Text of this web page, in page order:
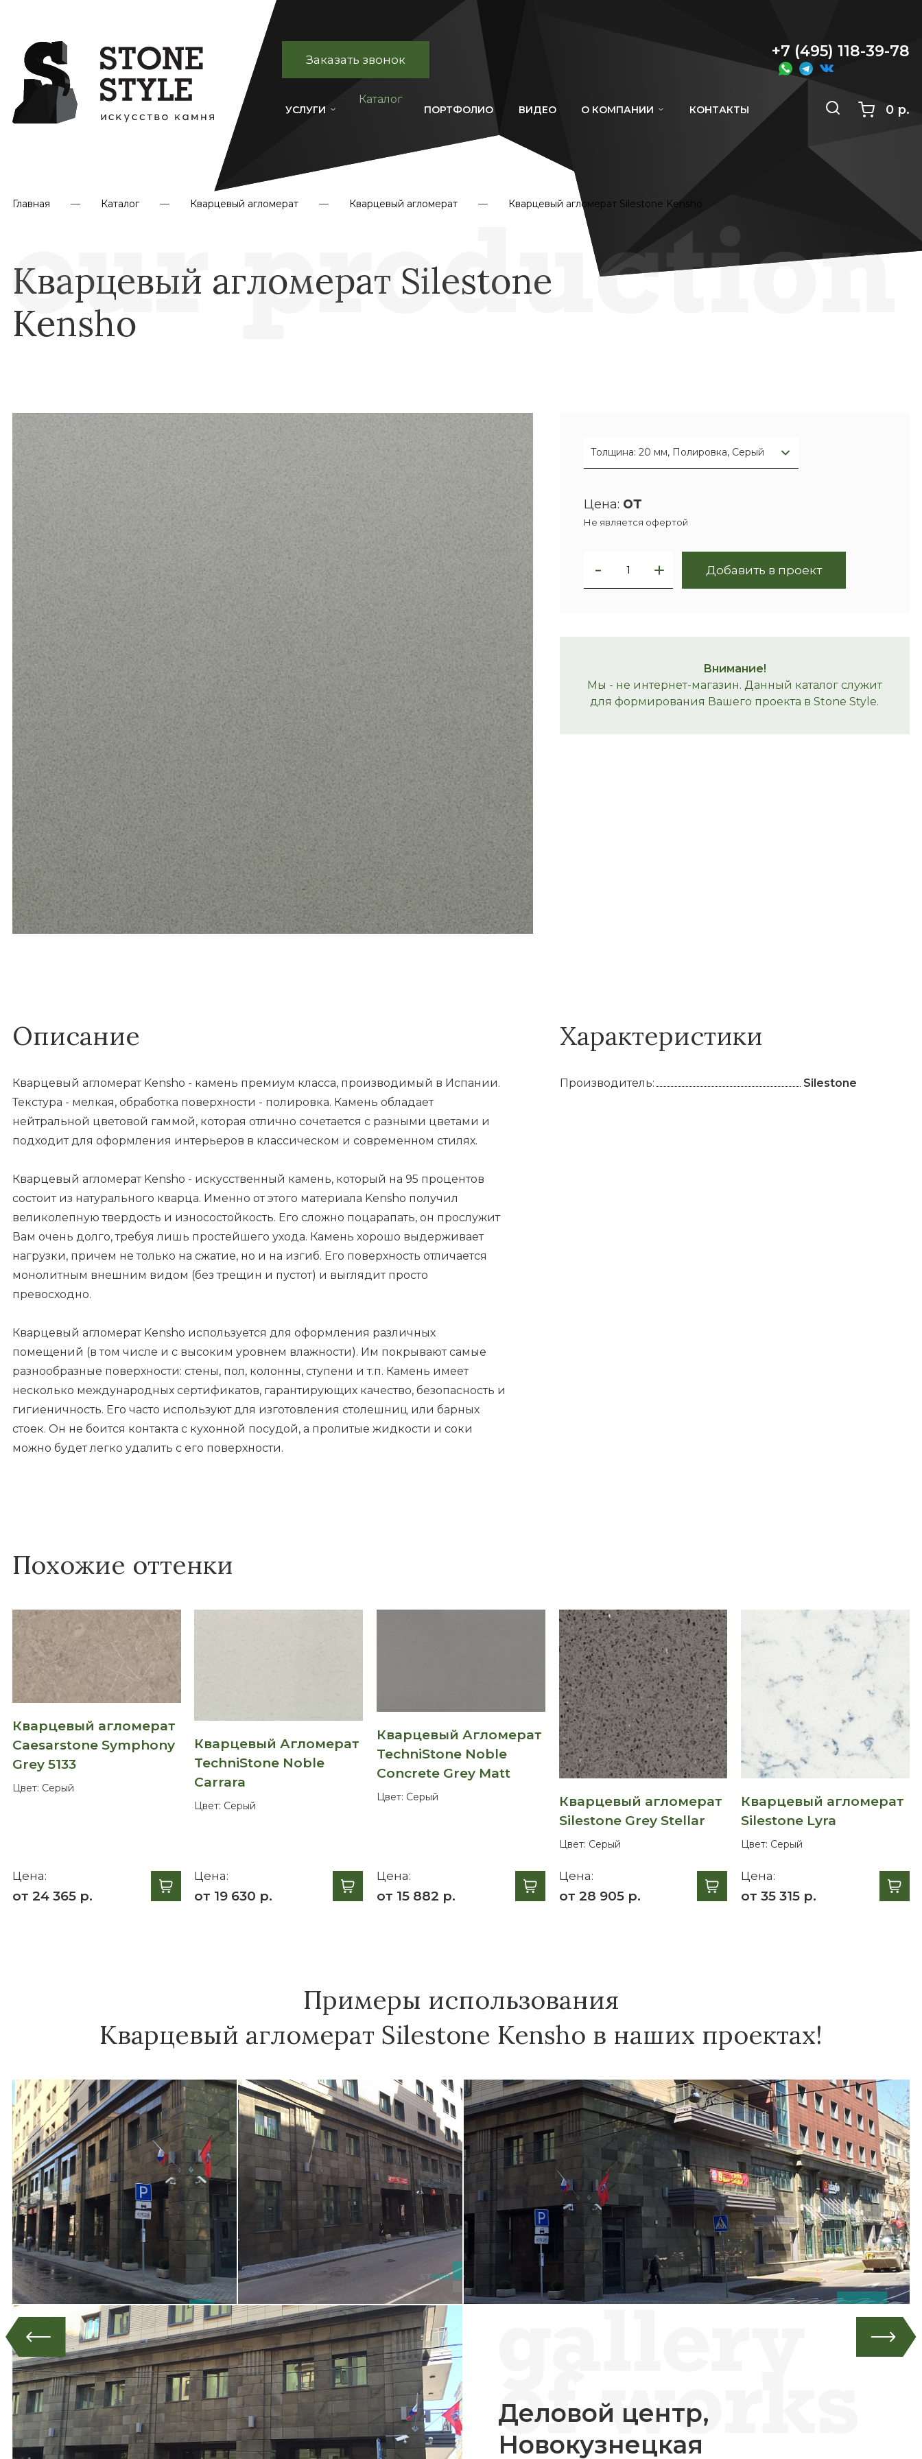
Заказать звонок +7 (495) 118-39-78
УСЛУГИ
Каталог
ПОРТФОЛИО ВИДЕО О КОМПАНИИ КОНТАКТЫ 0 р.
Главная Каталог Кварцевый агломерат Кварцевый агломерат Кварцевый агломерат Silestone Kensho
Кварцевый агломерат Silestone
Kensho
Толщина: 20 мм, Полировка, Серый
Цена: от
Не является офертой
Добавить в проект
Внимание!
Мы - не интернет-магазин. Данный каталог служит
для формирования Вашего проекта в Stone Style.
Описание
Кварцевый агломерат Kensho - камень премиум класса, производимый в Испании.
Текстура - мелкая, обработка поверхности - полировка. Камень обладает
нейтральной цветовой гаммой, которая отлично сочетается с разными цветами и
подходит для оформления интерьеров в классическом и современном стилях.
Кварцевый агломерат Kensho - искусственный камень, который на 95 процентов
состоит из натурального кварца. Именно от этого материала Kensho получил
великолепную твердость и износостойкость. Его сложно поцарапать, он прослужит
Вам очень долго, требуя лишь простейшего ухода. Камень хорошо выдерживает
нагрузки, причем не только на сжатие, но и на изгиб. Его поверхность отличается
монолитным внешним видом (без трещин и пустот) и выглядит просто
превосходно.
Кварцевый агломерат Kensho используется для оформления различных
помещений (в том числе и с высоким уровнем влажности). Им покрывают самые
разнообразные поверхности: стены, пол, колонны, ступени и т.п. Камень имеет
несколько международных сертификатов, гарантирующих качество, безопасность и
гигиеничность. Его часто используют для изготовления столешниц или барных
стоек. Он не боится контакта с кухонной посудой, а пролитые жидкости и соки
можно будет легко удалить с его поверхности.
Характеристики
Производитель: Silestone
Похожие оттенки
Кварцевый агломерат
Caesarstone Symphony
Grey 5133
Цвет: Серый
Цена:
от 24 365 р.
Кварцевый Агломерат
TechniStone Noble
Carrara
Цвет: Серый
Цена:
от 19 630 р.
Кварцевый Агломерат
TechniStone Noble
Concrete Grey Matt
Цвет: Серый
Цена:
от 15 882 р.
Кварцевый агломерат
Silestone Grey Stellar
Цвет: Серый
Цена:
от 28 905 р.
Кварцевый агломерат
Silestone Lyra
Цвет: Серый
Цена:
от 35 315 р.
Примеры использования
Кварцевый агломерат Silestone Kensho в наших проектах!
Деловой центр,
Новокузнецкая